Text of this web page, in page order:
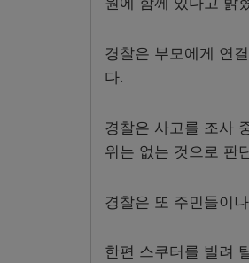
경찰은 부모에게 연
다.
경찰은 사고를 조사
위는 없는 것으로 판
경찰은 또 주민들이
한편 스쿠터를 빌려